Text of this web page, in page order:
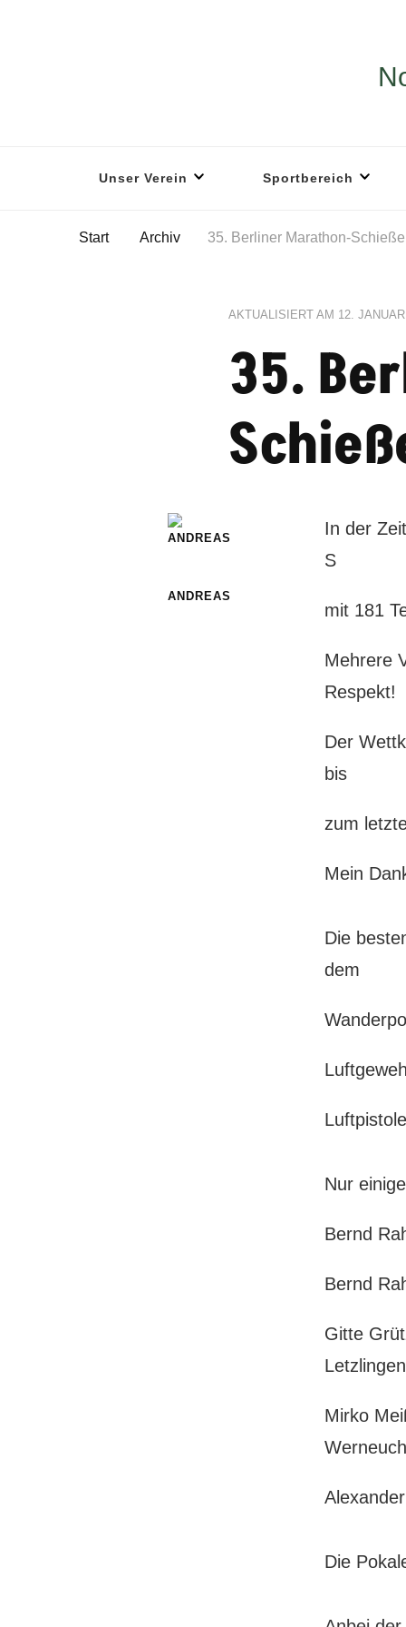
Unser Verein Sportbereich
Start Archiv 35. Berliner Marathon-
AKTUALISIERT AM 12.
35.
ANDREAS
In der
S
mit 181
Mehrere
Respekt!
Der
bis
zum
Mein
Die
dem
Nur
Bernd
Bernd
Gitte
Letzlingen
Mirko
Die